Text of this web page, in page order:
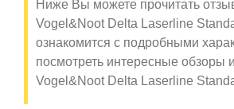
Ниже Вы можете прочитать
Vogel&Noot Delta Laserline
ознакомится с подробными
посмотреть интересные обзоры
Vogel&Noot Delta Laserline